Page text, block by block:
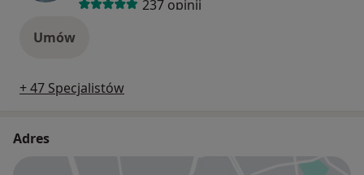
237 opinii
Umów
+ 47 Specjalistów
Adres